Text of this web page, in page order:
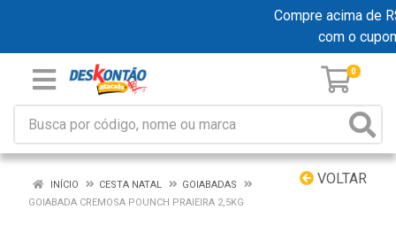
Compre acima de
com o
0
VOLTAR
INÍCIO CESTA NATAL
GOIABADAS
GOIABADA CREMOSA POUNCH PRAIEIRA 2,5KG